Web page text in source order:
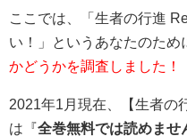
ここでは、「生者の行進
い！」というあなたのため
かどうかを調査しました！
2021年1月現在、【生者の
は『全巻無料では読めませ